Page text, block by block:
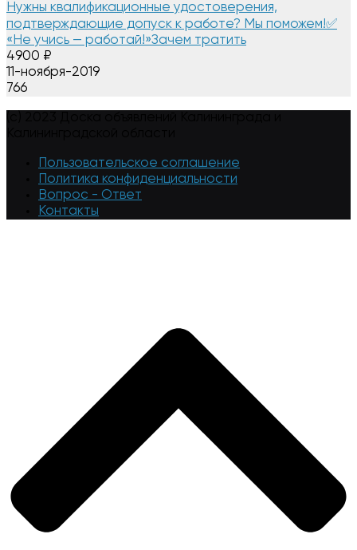
Нужны квалификационные удостоверения,
подтверждающие допуск к работе? Мы поможем!✅
«Не учись — работай!»Зачем тратить
4900 ₽
11-ноября-2019
766
Пользовательское соглашение
Политика конфиденциальности
Вопрос - Ответ
Контакты